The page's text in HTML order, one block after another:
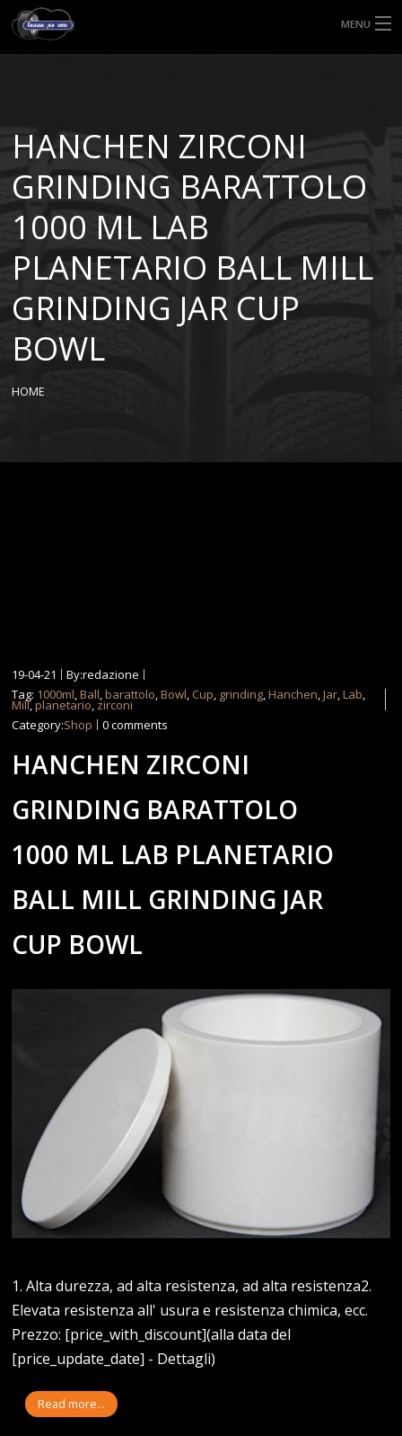
MENU
MISURE GOMME
BLOG
SHOP
HANCHEN ZIRCONI
GRINDING BARATTOLO
1000 ML LAB
PLANETARIO BALL MILL
GRINDING JAR CUP
BOWL
HOME
19-04-21
By:redazione
Tag: 1000ml,Ball,barattolo,Bowl, Cup, grinding,Hanchen,Jar,Lab,
Mill,planetario, zirconi
Category:Shop 0 comments
HANCHEN ZIRCONI
GRINDING BARATTOLO
1000 ML LAB PLANETARIO
BALL MILL GRINDING JAR
CUP BOWL
1. Alta durezza, ad alta resistenza, ad alta resistenza2.
Elevata resistenza all' usura e resistenza chimica, ecc.
Prezzo: [price_with_discount](alla data del
[price_update_date] - Dettagli)
Read more...